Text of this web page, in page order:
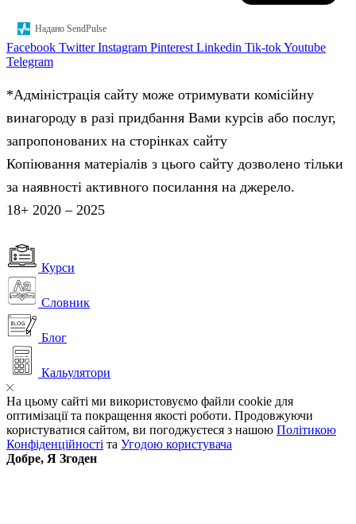
Надано SendPulse
Facebook Twitter Instagram Pinterest Linkedin Tik-tokYoutube
Telegram
*Адміністрація сайту може отримувати комісійну
винагороду в разі придбання Вами курсів або послуг,
запропонованих на сторінках сайту
Копіювання матеріалів з цього сайту дозволено тільки
за наявності активного посилання на джерело.
18+ 2020 – 2025
Курси
Словник
Блог
Кальулятори
На цьому сайті ми використовуємо файли cookie для
оптимізації та покращення якості роботи. Продовжуючи
користуватися сайтом, ви погоджуєтеся з нашою Політикою
Конфіденційності та Угодою користувача
Добре, Я Згоден